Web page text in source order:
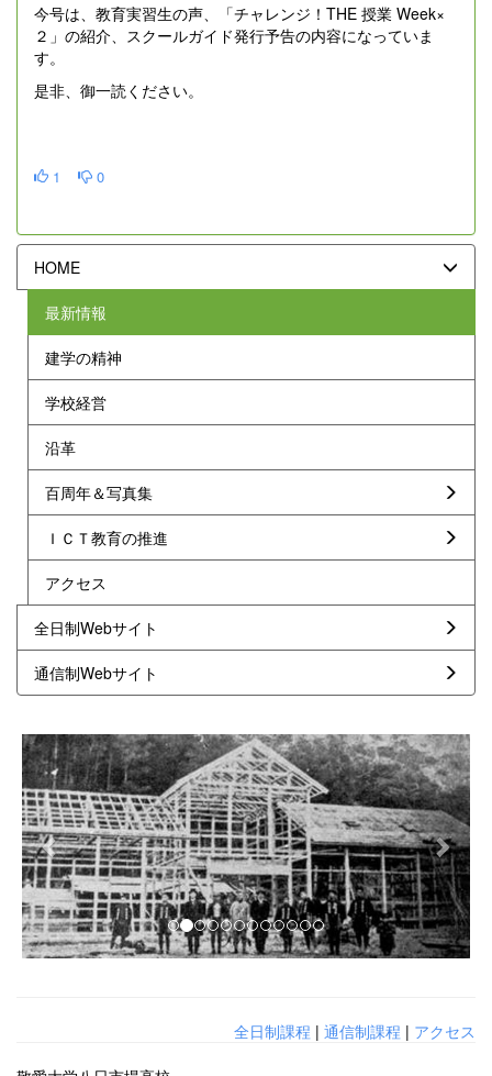
今号は、教育実習生の声、「チャレンジ！THE 授業 Week×
２」の紹介、スクールガイド発行予告の内容になっていま
す。
是非、御一読ください。
1 0
HOME
最新情報
建学の精神
学校経営
沿革
百周年＆写真集
ＩＣＴ教育の推進
アクセス
全日制Webサイト
通信制Webサイト
p
r
e
v
i
o
u
s
n
e
x
t
全日制課程 | 通信制課程 | アクセス